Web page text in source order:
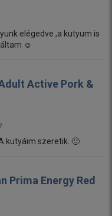
elégedve ,a kutyum is
☺️
Active Pork &
kutyáim szeretik. 🙂
Prima Energy Red